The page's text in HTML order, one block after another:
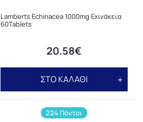
Lamberts Echinacea 1000mg Εχινάκεια
60Tablets
20.58€
ΣΤΟ ΚΑΛΑΘΙ
224 Πόντοι